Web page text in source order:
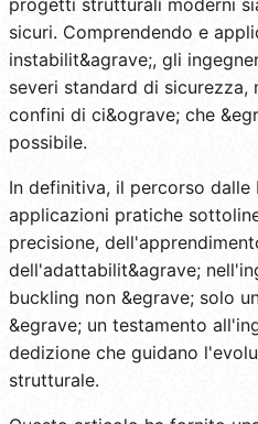
progetti strutturali moderni
sicuri. Comprendendo e
instabilit&agrave;, gli
severi standard di sicurezza,
confini di ci&ograve; che
possibile.
In definitiva, il percorso dalle
applicazioni pratiche
precisione,
dell'adattabilit&agrave;
buckling non &egrave; solo
&egrave; un testamento
dedizione che guidano
strutturale.